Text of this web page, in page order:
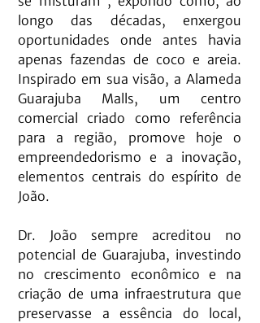
longo das décadas, enxergou
oportunidades onde antes havia
apenas fazendas de coco e areia.
Inspirado em sua visão, a Alameda
Guarajuba Malls, um centro
comercial criado como referência
para a região, promove hoje o
empreendedorismo e a inovação,
elementos centrais do espírito de
João.
Dr. João sempre acreditou no
potencial de Guarajuba, investindo
no crescimento econômico e na
criação de uma infraestrutura que
preservasse a essência do local,